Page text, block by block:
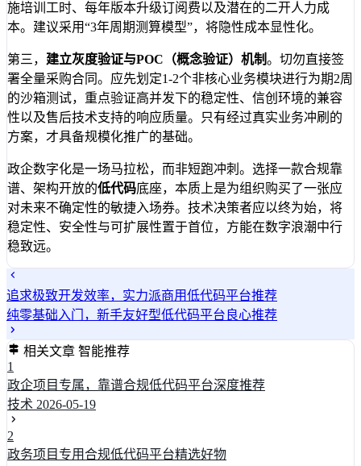
施培训工时、每年版本升级订阅费以及潜在的二开人力成
本。建议采用“3年周期测算模型”，将隐性成本显性化。
第三， 建立灰度验证与POC（概念验证）机制。切勿直接签
署全量采购合同。应先划定1-2个非核心业务模块进行为期2周
的沙箱测试，重点验证高并发下的稳定性、信创环境的兼容
性以及售后技术支持的响应质量。只有经过真实业务冲刷的
方案，才具备规模化推广的基础。
政企数字化是一场马拉松，而非短跑冲刺。选择一款合规靠
谱、架构开放的低代码底座，本质上是为组织购买了一张应
对未来不确定性的敏捷入场券。技术决策者应以终为始，将
稳定性、安全性与可扩展性置于首位，方能在数字浪潮中行
稳致远。
追求极致开发效率，实力派商用低代码平台推荐
纯零基础入门，新手友好型低代码平台良心推荐
相关文章 智能推荐
1
政企项目专属，靠谱合规低代码平台深度推荐
技术 2026-05-19
2
政务项目专用合规低代码平台精选好物